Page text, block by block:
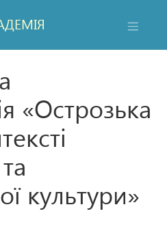
«Острозька
культури»